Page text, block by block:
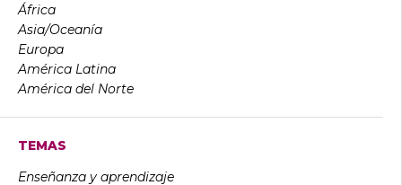
África
Asia/Oceanía
Europa
América Latina
América del Norte
TEMAS
Enseñanza y aprendizaje